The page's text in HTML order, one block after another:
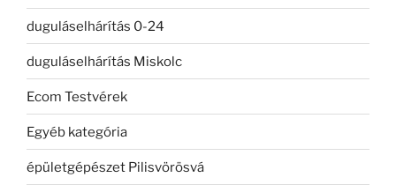
duguláselhárítás 0-24
duguláselhárítás Miskolc
Ecom Testvérek
Egyéb kategória
épületgépészet Pilisvörösvá